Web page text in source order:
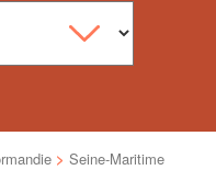
> Seine-Maritime